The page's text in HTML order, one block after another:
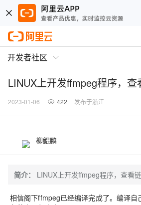
开发者社区
LINUX上开发ffmpeg程序，查
2023-01-06 422 发布于浙江
柳鲲鹏
简介： LINUX上开发ffmpeg程序，查看
相信阁下ffmpeg已经编译完成了。编译自